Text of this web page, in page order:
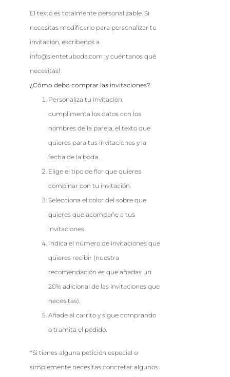
El texto es totalmente personalizable. Si
necesitas modificarlo para personalizar tu
invitación, escríbenos a
info@sientetuboda.com ¡y cuéntanos qué
necesitas!
¿Cómo debo comprar las invitaciones?
Personaliza tu invitación:
cumplimenta los datos con los
nombres de la pareja, el texto que
quieres para tus invitaciones y la
fecha de la boda.
Elige el tipo de flor que quieres
combinar con tu invitación.
Selecciona el color del sobre que
quieres que acompañe a tus
invitaciones.
Indica el número de invitaciones que
quieres recibir (nuestra
recomendación es que añadas un
20% adicional de las invitaciones que
necesitas).
Añade al carrito y sigue comprando
o tramita el pedido.
*Si tienes alguna petición especial o
simplemente necesitas concretar algunos